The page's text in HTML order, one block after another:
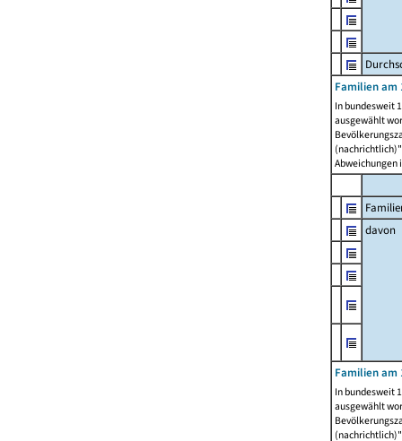
Familien am
In bundesweit
ausgewählt
Abweichungen
davon
Familien am
In bundesweit
ausgewählt